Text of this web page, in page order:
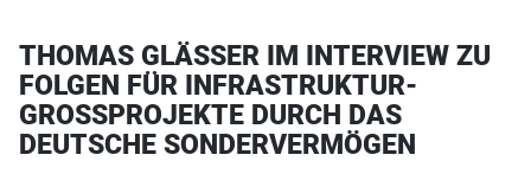
THOMAS GLÄSSER IM INTERVIEW ZU F
OLGEN FÜR INFRASTRUKTUR-G
ROSSPROJEKTE DURCH DAS DE
UTSCHE SONDERVERMÖGEN